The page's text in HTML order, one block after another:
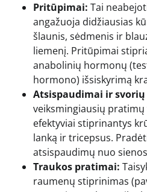
Pritūpimai: Tai
angažuoja didžiausias
šlaunis, sėdmenis ir
liemenį. Pritūpimai
anabolinių hormonų
hormono) išsiskyrimą
Atsispaudimai ir
veiksmingiausių
efektyviai stiprinantys
lanką ir tricepsus.
atsispaudimų nuo
Traukos pratimai:
raumenų stiprinimas